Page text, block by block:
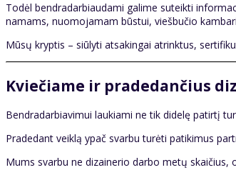
Todėl bendradarbiaudami galime suteikti
namams, nuomojamam būstui, viešbučio
Mūsų kryptis – siūlyti atsakingai atrinktus,
Kviečiame ir pradedančius
Bendradarbiavimui laukiami ne tik didelę patirtį
Pradedant veiklą ypač svarbu turėti patikimus
Mums svarbu ne dizainerio darbo metų